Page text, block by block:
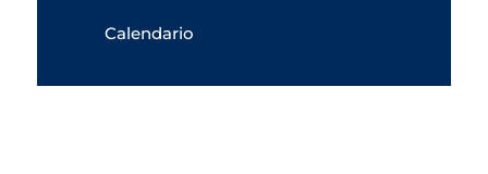
Calendario